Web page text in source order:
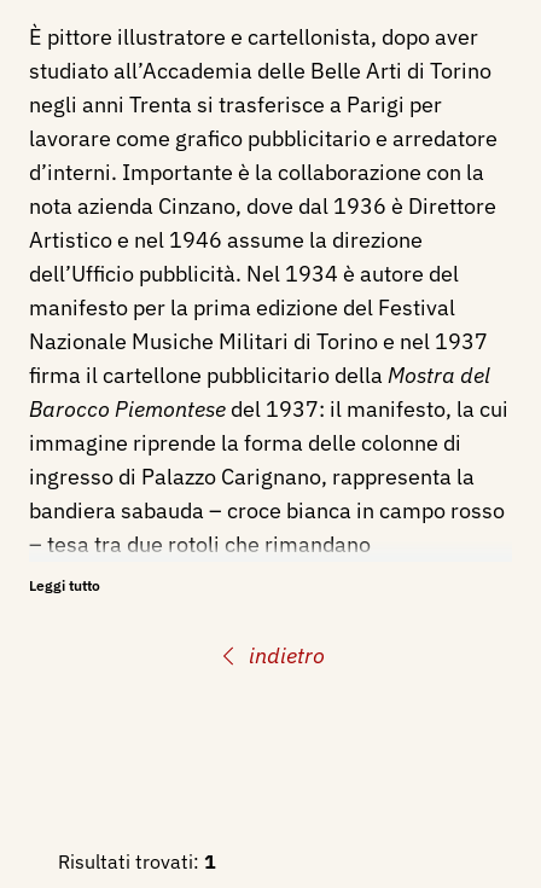
indietro
È pittore illustratore e cartellonista, dopo aver
studiato all’Accademia delle Belle Arti di Torino
negli anni Trenta si trasferisce a Parigi per
lavorare come grafico pubblicitario e arredatore
d’interni. Importante è la collaborazione con la
nota azienda Cinzano, dove dal 1936 è Direttore
Artistico e nel 1946 assume la direzione
dell’Ufficio pubblicità. Nel 1934 è autore del
manifesto per la prima edizione del Festival
Nazionale Musiche Militari di Torino e nel 1937
firma il cartellone pubblicitario dellaMostra del
Barocco Piemontese del 1937: il manifesto, la cui
immagine riprende la forma delle colonne di
ingresso di Palazzo Carignano, rappresenta la
bandiera sabauda – croce bianca in campo rosso
– tesa tra due rotoli che rimandano
probabilmente ai fasci littori. Una sintesi grafica
sabauda e la propaganda fascista impegnata in
Cuor d'Oro, Rivista quindicinale illustrata per
Leggi tutto
Risultati trovati: 1